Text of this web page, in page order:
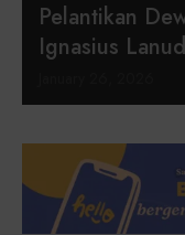
Pelantikan
Ignasius